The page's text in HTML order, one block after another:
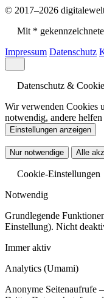
© 2017–2026
Mit *
Impressum Datenschutz
Datenschutz &
Wir verwenden Cookies
notwendig, andere
Einstellungen anzeigen
Nur notwendige Alle
Cookie-Einstellungen
Notwendig
Grundlegende
Einstellung). Nicht
Immer aktiv
Analytics (Umami)
Anonyme Seitenaufrufe